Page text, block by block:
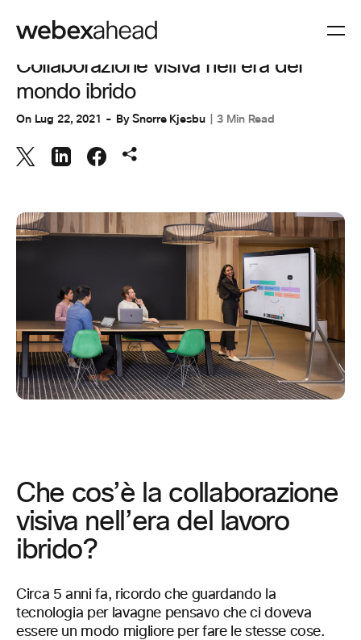
SPAZI DI LAVORO
Collaborazione visiva nell'era del
mondo ibrido
On Lug 22, 2021 BySnorre Kjesbu 3 Min Read
Che cos’è la collaborazione
visiva nell’era del lavoro
ibrido?
Circa 5 anni fa, ricordo che guardando la
tecnologia per lavagne pensavo che ci doveva
essere un modo migliore per fare le stesse cose.